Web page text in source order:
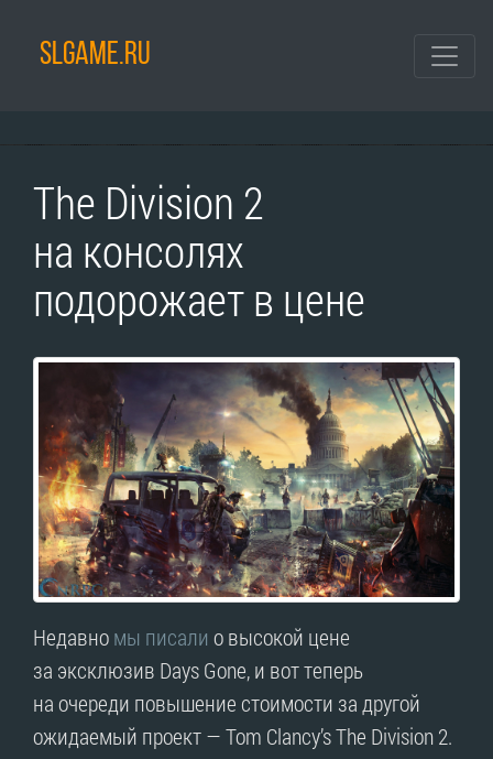
SLGAME.RU
The Division 2
на консолях
подорожает в цене
Недавномы писали о высокой цене
за эксклюзив Days Gone, и вот теперь
на очереди повышение стоимости за другой
ожидаемый проект — Tom Clancy’s The Division 2.